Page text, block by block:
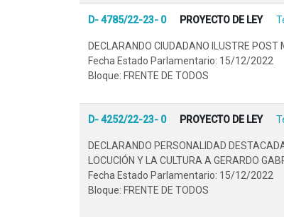
D- 4785/22-23- 0 PROYECTO DE LEY
DECLARANDO CIUDADANO ILUSTRE POST
Fecha Estado Parlamentario: 15/12/2022
Bloque: FRENTE DE TODOS
D- 4252/22-23- 0 PROYECTO DE LEY
DECLARANDO PERSONALIDAD
LOCUCIÓN Y LA CULTURA A GERARDO
Fecha Estado Parlamentario: 15/12/2022
Bloque: FRENTE DE TODOS